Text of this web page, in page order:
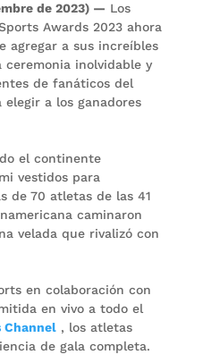
de 2023) — Los
Awards 2023 ahora
agregar a sus increíbles
inolvidable y
de fanáticos del
a los ganadores
el continente
vestidos para
de 70 atletas de las 41
caminaron
velada que rivalizó con
en colaboración con
en vivo a todo el
Channel, los atletas
de gala completa.